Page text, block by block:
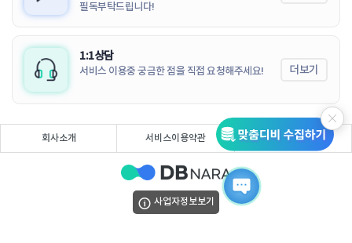
필독부탁드립니다!
1:1상담
서비스 이용중 궁금한 점을 직접 요청해주세요! 더보기
회사소개 서비스이용약관 개인정보처리방침
사업자정보보기